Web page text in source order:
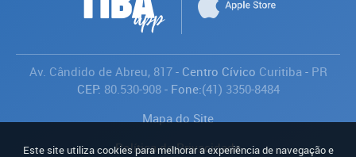
Av. Cândido de Abreu, 817- Centro Cívico Curitiba- PR
CEP: 80.530-908- Fone:(41) 3350-8484
Mapa do Site
Política de Privacidade
Este site utiliza cookies para melhorar a experiência de navegação e